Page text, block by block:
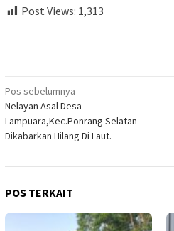
Post Views: 1,313
Navigasi
pos
Pos sebelumnya
Nelayan Asal Desa
Lampuara,Kec.Ponrang Selatan
Dikabarkan Hilang Di Laut.
POS TERKAIT